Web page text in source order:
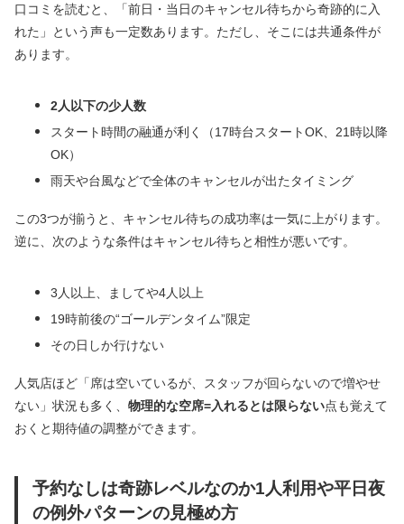
口コミを読むと、「前日・当日のキャンセル待ちから奇跡的に入
れた」という声も一定数あります。ただし、そこには共通条件が
あります。
2人以下の少人数
スタート時間の融通が利く（17時台スタートOK、21時以降
OK）
雨天や台風などで全体のキャンセルが出たタイミング
この3つが揃うと、キャンセル待ちの成功率は一気に上がります。
逆に、次のような条件はキャンセル待ちと相性が悪いです。
3人以上、ましてや4人以上
19時前後の“ゴールデンタイム”限定
その日しか行けない
人気店ほど「席は空いているが、スタッフが回らないので増やせ
ない」状況も多く、 物理的な空席=入れるとは限らない点も覚えて
おくと期待値の調整ができます。
予約なしは奇跡レベルなのか1人利用や平日夜
の例外パターンの見極め方